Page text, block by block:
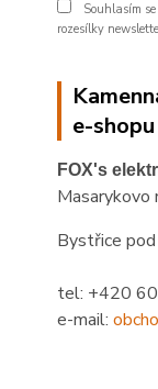
Souhlasím se
rozesílky
e-shopu
FOX's
Masarykovo
Bystřice
tel: +420
e-mail: